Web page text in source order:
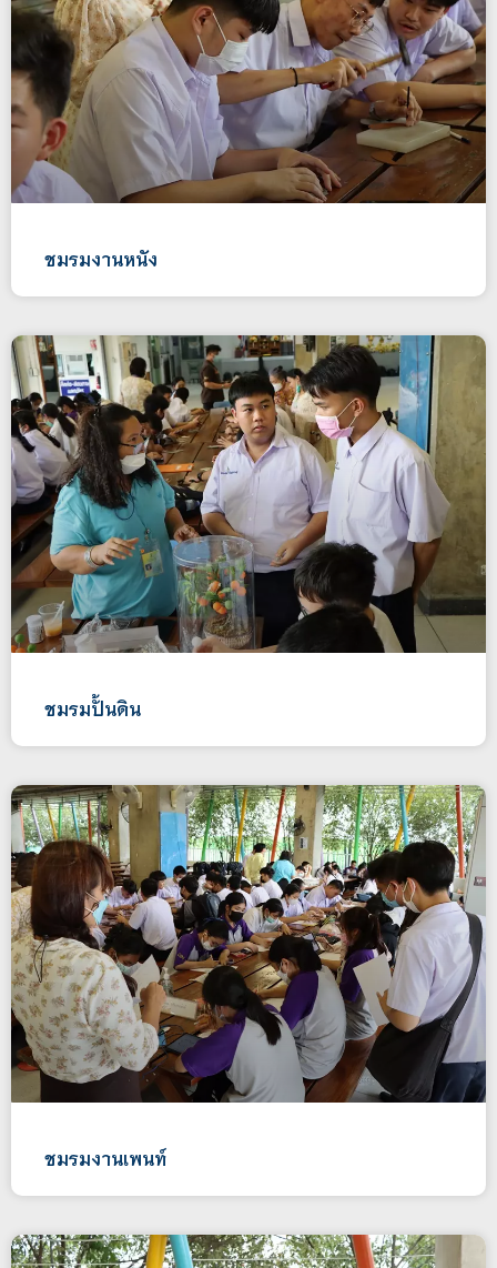
ชมรมงานหนัง
ชมรมปั้นดิน
ชมรมงานเพนท์